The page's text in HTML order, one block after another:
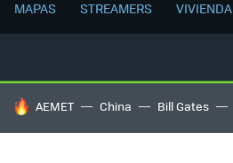
MAPAS STREAMERS VIVIENDA
HOY SE HABLA DE
AEMET China Bill Gates